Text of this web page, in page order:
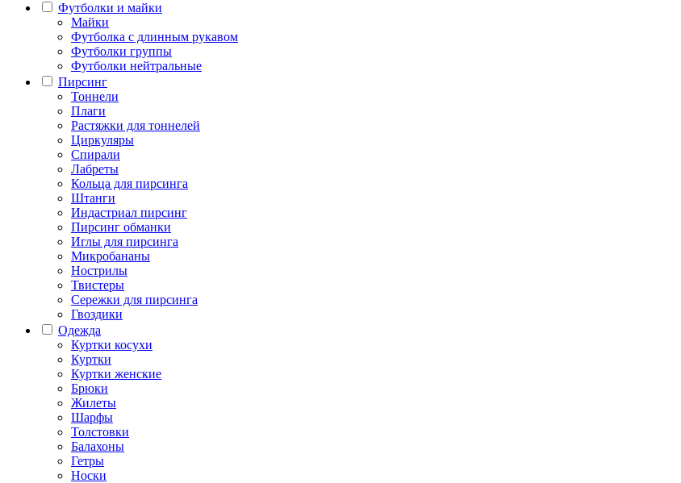
Футболки и майки
Майки
Футболка с длинным рукавом
Футболки группы
Футболки нейтральные
Пирсинг
Тоннели
Плаги
Растяжки для тоннелей
Циркуляры
Спирали
Лабреты
Кольца для пирсинга
Штанги
Индастриал пирсинг
Пирсинг обманки
Иглы для пирсинга
Микробананы
Нострилы
Твистеры
Сережки для пирсинга
Гвоздики
Одежда
Куртки косухи
Куртки
Куртки женские
Брюки
Жилеты
Шарфы
Толстовки
Балахоны
Гетры
Носки